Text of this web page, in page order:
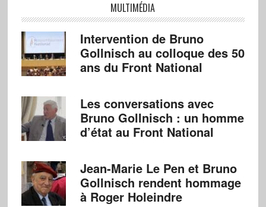
MULTIMÉDIA
Intervention de Bruno
Gollnisch au colloque des 50
ans du Front National
Les conversations avec
Bruno Gollnisch : un homme
d’état au Front National
Jean-Marie Le Pen et Bruno
Gollnisch rendent hommage
à Roger Holeindre